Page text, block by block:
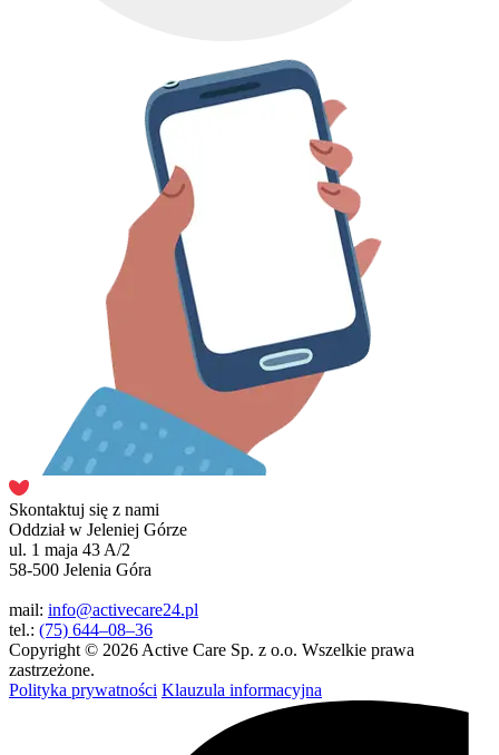
Skontaktuj się z nami
Oddział w Jeleniej Górze
ul. 1 maja 43 A/2
58-500 Jelenia Góra
mail: info@activecare24.pl
tel.: (75) 644–08–36
Copyright © 2026 Active Care Sp. z o.o. Wszelkie prawa
zastrzeżone.
Polityka prywatności Klauzula informacyjna